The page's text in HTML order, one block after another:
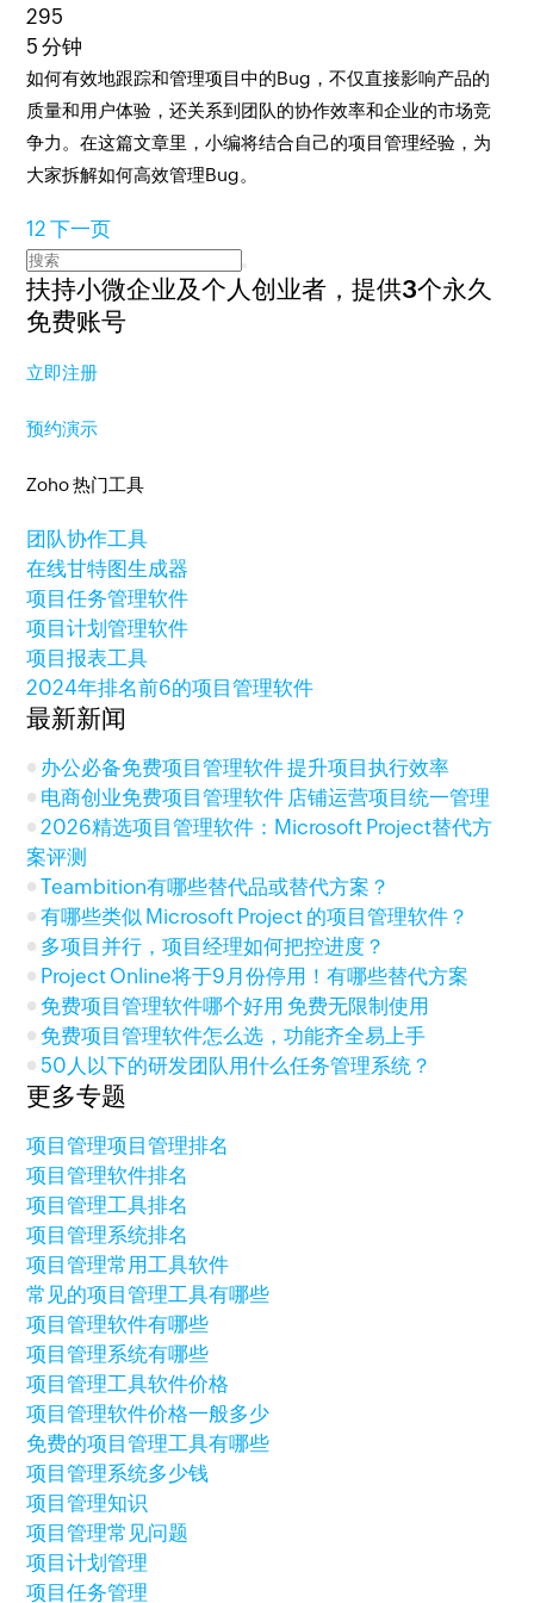
295
5 分钟
如何有效地跟踪和管理项目中的Bug，不仅直接影响产品的
质量和用户体验，还关系到团队的协作效率和企业的市场竞
争力。在这篇文章里，小编将结合自己的项目管理经验，为
大家拆解如何高效管理Bug。
12 下一页
扶持小微企业及个人创业者，提供3个永久
免费账号
立即注册
预约演示
Zoho 热门工具
团队协作工具
在线甘特图生成器
项目任务管理软件
项目计划管理软件
项目报表工具
2024年排名前6的项目管理软件
最新新闻
办公必备免费项目管理软件 提升项目执行效率
电商创业免费项目管理软件 店铺运营项目统一管理
2026精选项目管理软件：Microsoft Project替代方
案评测
Teambition有哪些替代品或替代方案？
有哪些类似 Microsoft Project 的项目管理软件？
多项目并行，项目经理如何把控进度？
Project Online将于9月份停用！有哪些替代方案
免费项目管理软件哪个好用 免费无限制使用
免费项目管理软件怎么选，功能齐全易上手
50人以下的研发团队用什么任务管理系统？
更多专题
项目管理项目管理排名
项目管理软件排名
项目管理工具排名
项目管理系统排名
项目管理常用工具软件
常见的项目管理工具有哪些
项目管理软件有哪些
项目管理系统有哪些
项目管理工具软件价格
项目管理软件价格一般多少
免费的项目管理工具有哪些
项目管理系统多少钱
项目管理知识
项目管理常见问题
项目计划管理
项目任务管理